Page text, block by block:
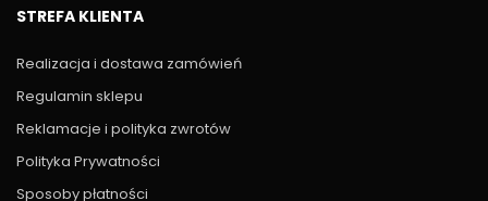
STREFA KLIENTA
Realizacja i dostawa zamówień
Regulamin sklepu
Reklamacje i polityka zwrotów
Polityka Prywatności
Sposoby płatności